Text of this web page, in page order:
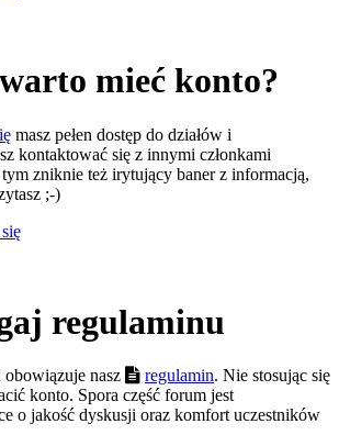
mieć konto?
masz pełen dostęp do działów i
kontaktować się z innymi członkami
tym zniknie też irytujący baner z informacją,
;-)
regulaminu
obowiązuje nasz regulamin. Nie stosując się
konto. Spora część forum jest
o jakość dyskusji oraz komfort uczestników